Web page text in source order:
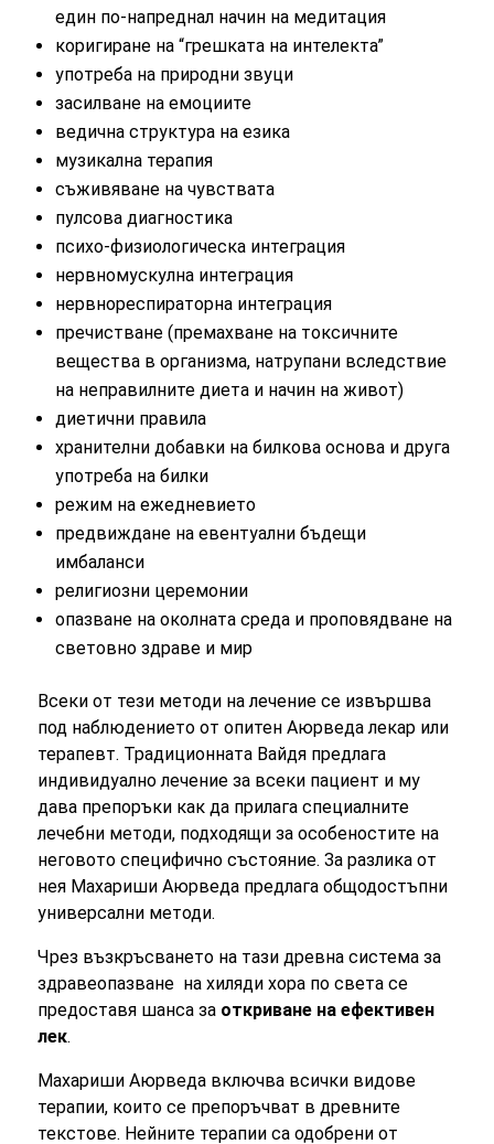
един по-напреднал начин на медитация
коригиране на “грешката на интелекта”
употреба на природни звуци
засилване на емоциите
ведична структура на езика
музикална терапия
съживяване на чувствата
пулсова диагностика
психо-физиологическа интеграция
нервномускулна интеграция
нервнореспираторна интеграция
пречистване (премахване на токсичните
вещества в организма, натрупани вследствие
на неправилните диета и начин на живот)
диетични правила
хранителни добавки на билкова основа и друга
употреба на билки
режим на ежедневието
предвиждане на евентуални бъдещи
имбаланси
религиозни церемонии
опазване на околната среда и проповядване на
световно здраве и мир
Всеки от тези методи на лечение се извършва
под наблюдението от опитен Аюрведа лекар или
терапевт. Традиционната Вайдя предлага
индивидуално лечение за всеки пациент и му
дава препоръки как да прилага специалните
лечебни методи, подходящи за особеностите на
неговото специфично състояние. За разлика от
нея Махариши Аюрведа предлага общодостъпни
универсални методи.
Чрез възкръсването на тази древна система за
здравеопазване на хиляди хора по света се
предоставя шанса за откриване на ефективен
лек.
Махариши Аюрведа включва всички видове
терапии, които се препоръчват в древните
текстове. Нейните терапии са одобрени от